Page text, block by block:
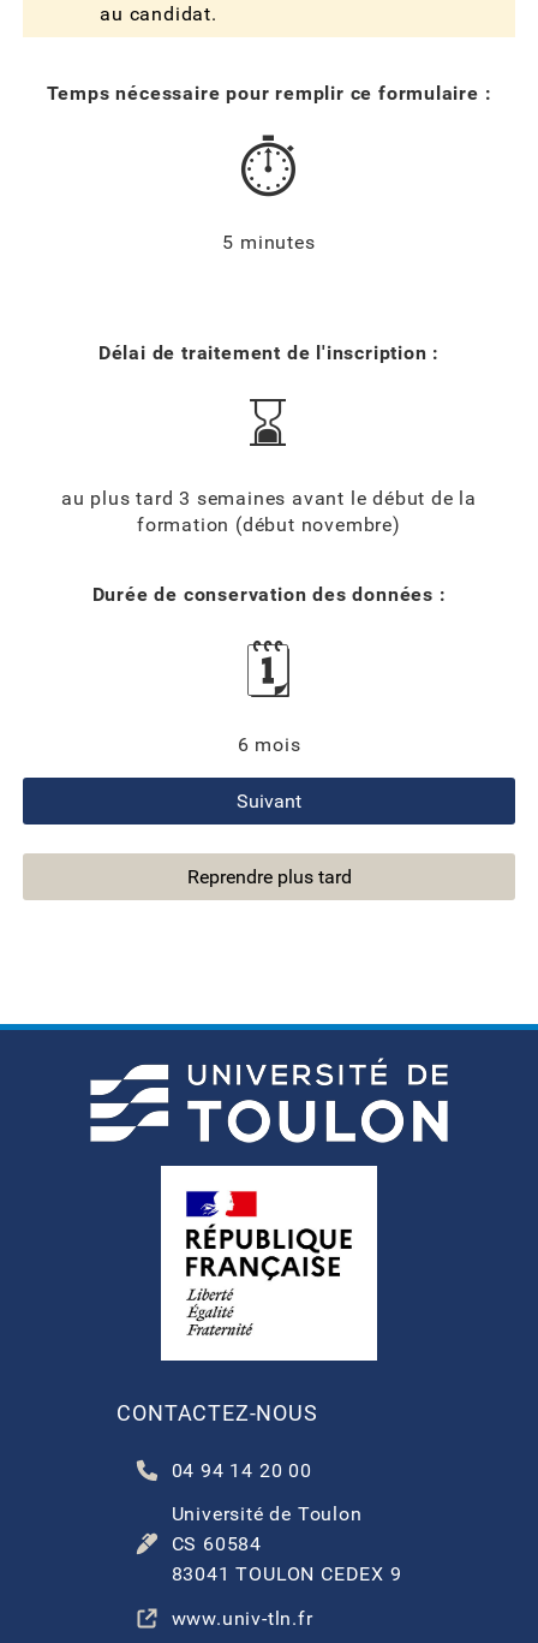
au candidat.
Temps nécessaire pour remplir ce formulaire :
⏱️
5 minutes
Délai de traitement de l'inscription :
⌛
au plus tard 3 semaines avant le début de la
formation (début novembre)
Durée de conservation des données :
🗓️
6 mois
Suivant
Reprendre plus tard
CONTACTEZ-NOUS
04 94 14 20 00
Université de Toulon
CS 60584
83041 TOULON CEDEX 9
www.univ-tln.fr